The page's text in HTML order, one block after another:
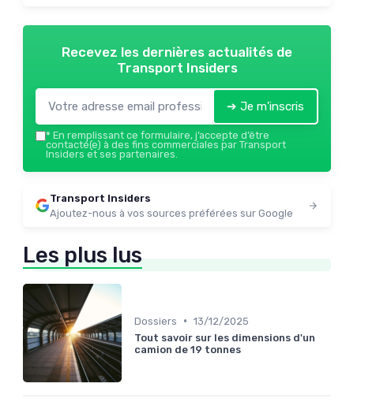
Recevez les dernières actualités de
Transport Insiders
➔ Je m'inscris
* En remplissant ce formulaire, j’accepte d’être
contacté(e) à des fins commerciales par Transport
Insiders et ses partenaires.
Transport Insiders
Ajoutez-nous à vos sources préférées sur Google
Les plus lus
Dossiers • 13/12/2025
Tout savoir sur les dimensions d'un
camion de 19 tonnes